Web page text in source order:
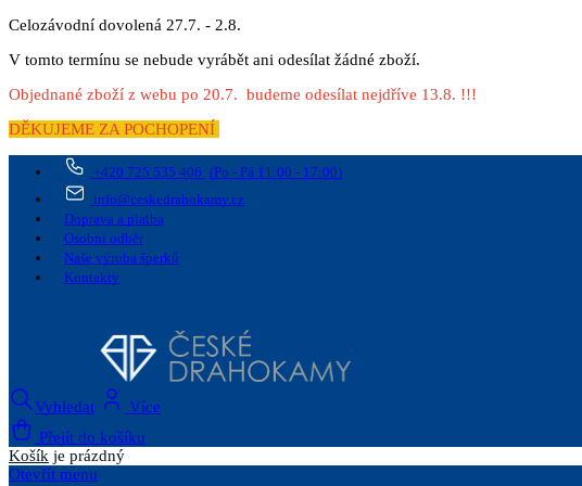
Celozávodní dovolená 27.7. - 2.8.
V tomto termínu se nebude vyrábět ani odesílat žádné zboží.
Objednané zboží z webu po 20.7. budeme odesílat nejdříve 13.8. !!!
DĚKUJEME ZA POCHOPENÍ
+420 725 535 406 (Po - Pá 11:00 - 17:00)
info@ceskedrahokamy.cz
Doprava a platba
Osobní odběr
Naše výroba šperků
Kontakty
Vyhledat
Více
Přejít do košíku
Košík je prázdný
Otevřít menu